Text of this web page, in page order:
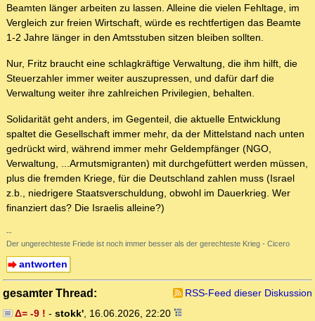
Beamten länger arbeiten zu lassen. Alleine die vielen Fehltage, im
Vergleich zur freien Wirtschaft, würde es rechtfertigen das Beamte
1-2 Jahre länger in den Amtsstuben sitzen bleiben sollten.
Nur, Fritz braucht eine schlagkräftige Verwaltung, die ihm hilft, die
Steuerzahler immer weiter auszupressen, und dafür darf die
Verwaltung weiter ihre zahlreichen Privilegien, behalten.
Solidarität geht anders, im Gegenteil, die aktuelle Entwicklung
spaltet die Gesellschaft immer mehr, da der Mittelstand nach unten
gedrückt wird, während immer mehr Geldempfänger (NGO,
Verwaltung, ...Armutsmigranten) mit durchgefüttert werden müssen,
plus die fremden Kriege, für die Deutschland zahlen muss (Israel
z.b., niedrigere Staatsverschuldung, obwohl im Dauerkrieg. Wer
finanziert das? Die Israelis alleine?)
--
Der ungerechteste Friede ist noch immer besser als der gerechteste Krieg - Cicero
antworten
gesamter Thread:
RSS-Feed dieser Diskussion
Δ= -9 ! - stokk', 16.06.2026, 22:20